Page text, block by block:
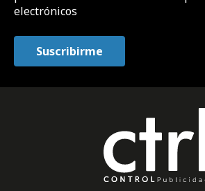
electrónicos